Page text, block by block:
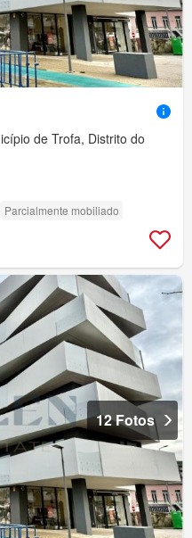
de Trofa, Distrito do
Parcialmente mobiliado
12 Fotos